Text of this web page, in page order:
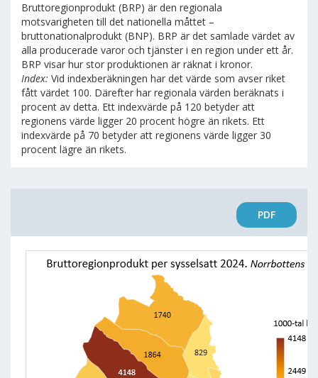
Bruttoregionprodukt (BRP) är den regionala
motsvarigheten till det nationella måttet –
bruttonationalprodukt (BNP). BRP är det samlade värdet av
alla producerade varor och tjänster i en region under ett år.
BRP visar hur stor produktionen är räknat i kronor.
Index: Vid indexberäkningen har det värde som avser riket
fått värdet 100. Därefter har regionala värden beräknats i
procent av detta. Ett indexvärde på 120 betyder att
regionens värde ligger 20 procent högre än rikets. Ett
indexvärde på 70 betyder att regionens värde ligger 30
procent lägre än rikets.
PDF